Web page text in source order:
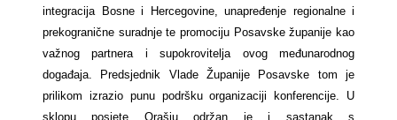
integracija Bosne i Hercegovine, unapređenje regionalne i
prekogranične suradnje te promociju Posavske županije kao
važnog partnera i supokrovitelja ovog međunarodnog
događaja. Predsjednik Vlade Županije Posavske tom je
prilikom izrazio punu podršku organizaciji konferencije. U
sklopu posjete Orašju održan je i sastanak s